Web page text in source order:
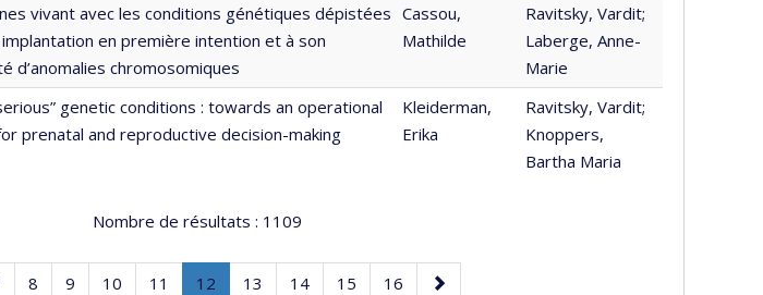
vivant avec les conditions génétiques dépistées
en première intention et à son
d’anomalies chromosomiques
Cassou,
Mathilde
Ravitsky, Vardit;
Laberge, Anne-
Marie
genetic conditions : towards an operational
prenatal and reproductive decision-making
Kleiderman,
Erika
Ravitsky, Vardit;
Knoppers,
Bartha Maria
Nombre de résultats : 1109
Page
8 Page
9 Page
10 Page
11 Page
12.
Page
13 Page
14 Page
15 Page
16
Page